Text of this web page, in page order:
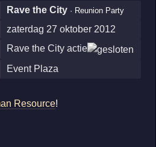
Rave the City · Reunion Party
zaterdag 27 oktober 2012
Rave the City actie
Event Plaza
Resource!